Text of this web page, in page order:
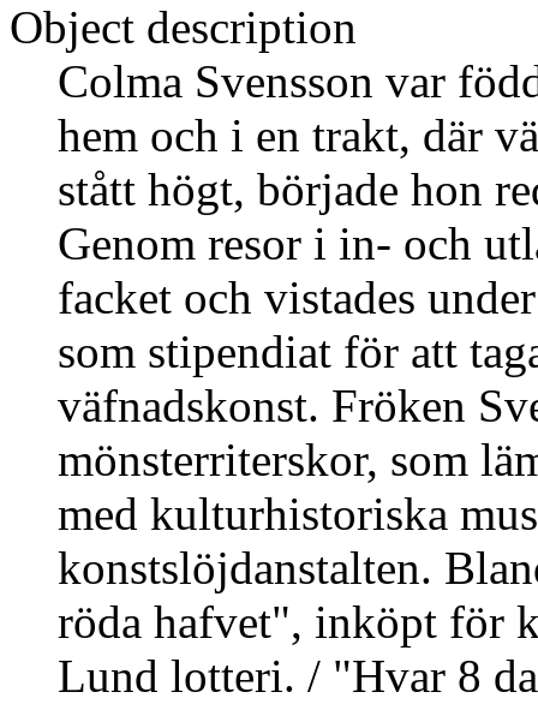
Object description
Colma Svensson var
hem och i en trakt, där
stått högt, började hon
Genom resor i in- och
facket och vistades
som stipendiat för att
väfnadskonst. Fröken
mönsterriterskor, som
med kulturhistoriska
konstslöjdanstalten.
röda hafvet", inköpt för
Lund lotteri. / "Hvar 8